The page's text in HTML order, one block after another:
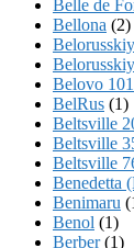
Belle de
Bellona (2)
Belovo
BelRus (1)
Beltsville
Beltsville
Beltsville
Benedetta
Benimaru
Benol (1)
Berber(1)